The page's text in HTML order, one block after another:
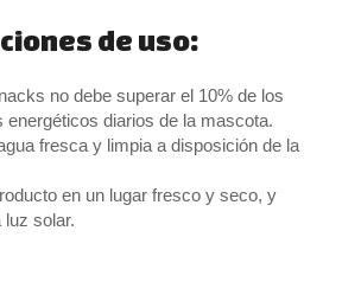
de uso:
no debe superar el 10% de los
energéticos diarios de la mascota.
fresca y limpia a disposición de la
en un lugar fresco y seco, y
luz solar.